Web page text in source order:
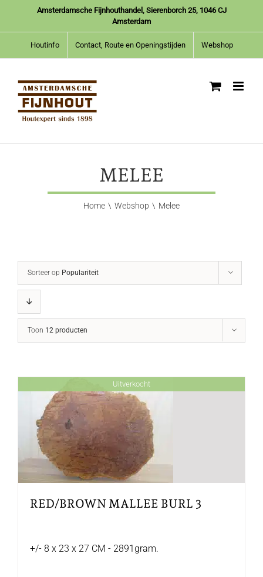
inhoud
Amsterdamsche Fijnhouthandel, Sierenborch 25, 1046 CJ
Amsterdam
Houtinfo Contact, Route en Openingstijden Webshop
MELEE
Home Webshop Melee
Sorteer op Populariteit
Toon 12 producten
Uitverkocht
RED/BROWN MALLEE BURL 3
+/- 8 x 23 x 27 CM - 2891gram.